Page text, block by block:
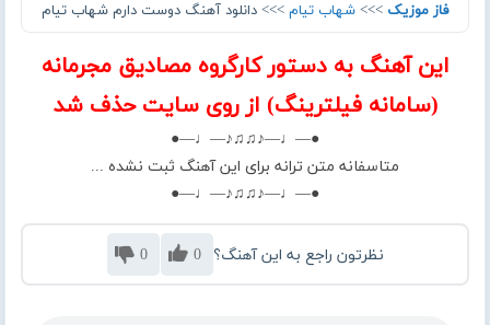
فاز موزیک >>>شهاب تیام >>> دانلود آهنگ دوست دارم شهاب تیام
این آهنگ به دستور کارگروه مصادیق مجرمانه
(سامانه فیلترینگ) از روی سایت حذف شد
●—♩—♪♫♫♪—♩—●
متاسفانه متن ترانه برای این آهنگ ثبت نشده ...
●—♩—♪♫♫♪—♩—●
نظرتون راجع به این آهنگ؟ 0
0